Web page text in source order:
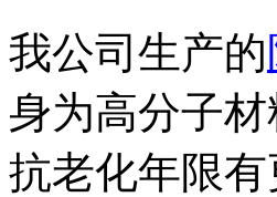
我公司生产的
身为高分子
抗老化年限